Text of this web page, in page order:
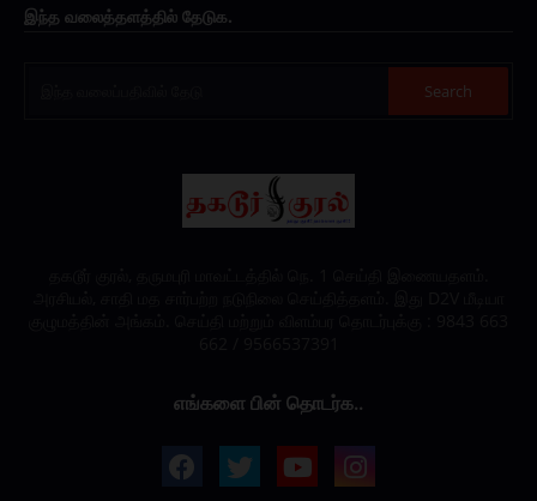
இந்த வலைத்தளத்தில் தேடுக.
எங்களை பின் தொடர்க..